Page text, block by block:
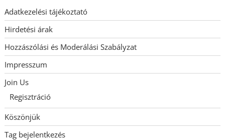
Adatkezelési tájékoztató
Hirdetési árak
Hozzászólási és Moderálási Szabályzat
Impresszum
Join Us
Regisztráció
Köszönjük
Tag bejelentkezés